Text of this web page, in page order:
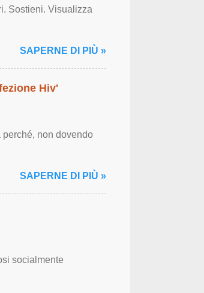
Sostieni. Visualizza
SAPERNE DI PIÙ »
Hiv'
non dovendo
SAPERNE DI PIÙ »
socialmente